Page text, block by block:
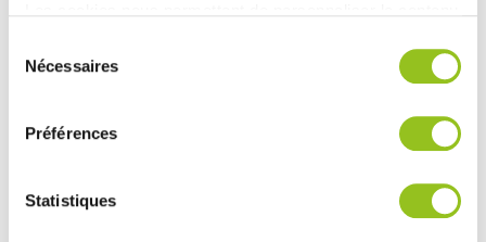
médias sociaux et d'analyser notre trafic. Nous
partageons également des informations sur l'utilisation de
notre site avec nos partenaires de médias sociaux, de
publicité et d'analyse, qui peuvent combiner celles-ci
ou qu'ils ont collectées lors de votre utilisation de leurs
Nécessaires
Préférences
Statistiques
TECHNIQUES :
Magasin : COMERA Cuisines Les Herbiers (85)